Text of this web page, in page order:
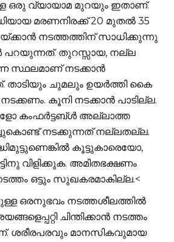
ഒരു വ്യായാമ മുറയും ഇതാണ്.
മരണനിരക്ക് 20 മുതല്‍ 35
നടത്തത്തിന് സാധിക്കുന്നു
പറയുന്നത്. തുറസ്സായ, നല്ല
സ്ഥലമാണ് നടക്കാന്‍
താടിയും ചുമലും ഉയര്‍ത്തി കൈ
നടക്കണം. കൂനി നടക്കാന്‍ പാടില്ല.
കംഫര്‍ട്ടബ്ള്‍ അല്ലാത്ത
നടക്കുന്നത് നല്ലതല്ല.
കൂട്ടുകാരെയോ,
വിളിക്കുക. അമിതഭക്ഷണം
ഒട്ടും സുഖകരമാകില്ല.<
ഒരനുഭവം നടത്തശീലത്തില്‍
ചിന്തിക്കാന്‍ നടത്തം
മാനസികവുമായ